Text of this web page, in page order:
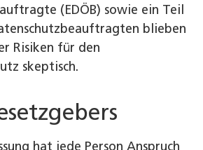
(EDÖB) sowie ein Teil
blieben
Risiken für den
skeptisch.
hat jede Person Anspruch